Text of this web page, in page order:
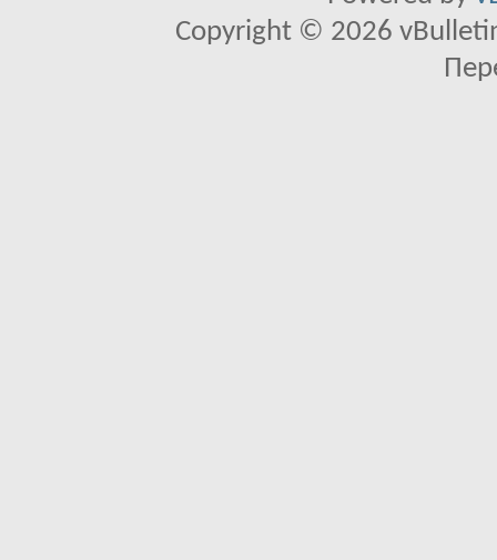
Copyright © 2026